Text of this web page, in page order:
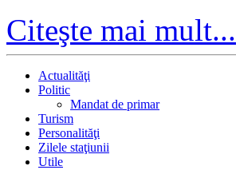
Citeşte mai mult...
Actualităţi
Politic
Mandat de primar
Turism
Personalităţi
Zilele staţiunii
Utile